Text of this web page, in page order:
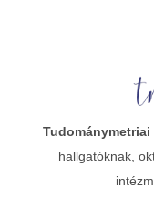
Tudománymetriai
hallgatóknak,